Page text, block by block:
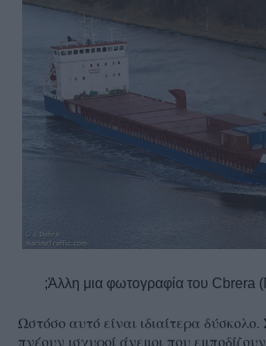
;Άλλη μια φωτογραφία του Cbrera
Ωστόσο αυτό είναι ιδιαίτερα
πνέουν ισχυροί άνεμοι που